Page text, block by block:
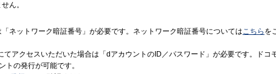
ん。
ネットワーク暗証番号」が必要です。ネットワーク暗証番号についてはこちら を
アクセスいただいた場合は「dアカウントのID／パスワード」が必要です。ドコ
トの発行が可能です。